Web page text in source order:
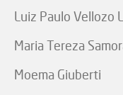
Luiz Paulo Vellozo
Maria Tereza
Moema Giuberti